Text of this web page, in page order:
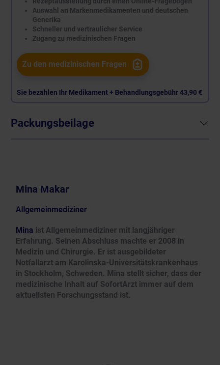
Auswahl an Markenmedikamenten und deutschen
Generika
Schneller und vertraulicher Service
Zugang zu medizinischen Fragen
Zu den medizinischen Fragen
Sie bezahlen Ihr Medikament + Behandlungsgebühr43,90 €
Packungsbeilage
Mina Makar
Allgemeinmediziner
Mina ist Allgemeinmediziner mit langjähriger
Erfahrung. Seinen Abschluss machte er 2008 in
Medizin und Chirurgie. Er ist ausgebildeter
Notfallarzt am Karolinska-Universitätskrankenhaus
in Stockholm, Schweden. Mina stellt sicher, dass der
medizinische Inhalt auf SofortArzt immer auf dem
aktuellsten Forschungsstand ist.